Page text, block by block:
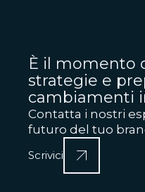
È il momento
strategie e
cambiamenti
Contatta i nostri
futuro del tuo
Scrivici